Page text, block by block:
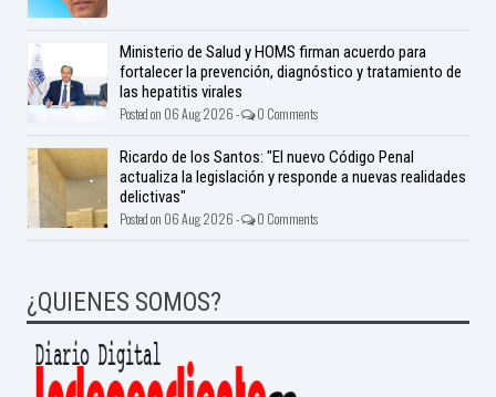
Ministerio de Salud y HOMS firman acuerdo para
fortalecer la prevención, diagnóstico y tratamiento de
las hepatitis virales
Posted on 06 Aug 2026 - 0 Comments
Ricardo de los Santos: "El nuevo Código Penal
actualiza la legislación y responde a nuevas realidades
delictivas"
Posted on 06 Aug 2026 - 0 Comments
¿QUIENES SOMOS?